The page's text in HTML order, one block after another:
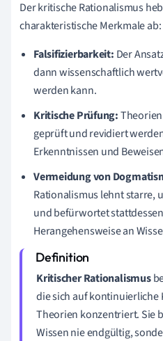
Der kritische Rationalismus
charakteristische Merkmale ab:
Falsifizierbarkeit: Der
dann wissenschaftlich
werden kann.
Kritische Prüfung:
geprüft und revidiert
Erkenntnissen und
Vermeidung von
Rationalismus lehnt starre,
und befürwortet
Herangehensweise an
Kritischer Rationalismus
die sich auf kontinuierliche
Theorien konzentriert. Sie
Wissen nie endgültig,